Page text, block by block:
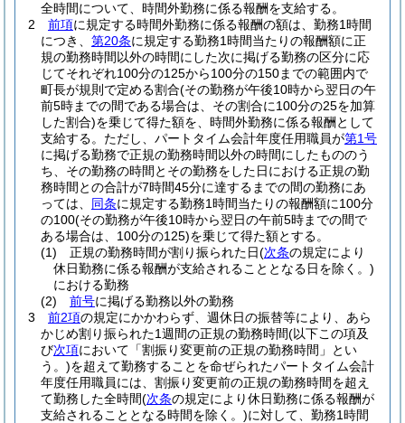
全時間について、時間外勤務に係る報酬を支給する。
2
前項に規定する時間外勤務に係る報酬の額は、勤務1時間
につき、 第20条に規定する勤務1時間当たりの報酬額に正
規の勤務時間以外の時間にした次に掲げる勤務の区分に応
じてそれぞれ100分の125から100分の150までの範囲内で
町長が規則で定める割合(その勤務が午後10時から翌日の午
前5時までの間である場合は、その割合に100分の25を加算
した割合)を乗じて得た額を、時間外勤務に係る報酬として
支給する。 ただし、パートタイム会計年度任用職員が第1号
に掲げる勤務で正規の勤務時間以外の時間にしたもののう
ち、その勤務の時間とその勤務をした日における正規の勤
務時間との合計が7時間45分に達するまでの間の勤務にあ
っては、 同条に規定する勤務1時間当たりの報酬額に100分
の100(その勤務が午後10時から翌日の午前5時までの間で
ある場合は、100分の125)を乗じて得た額とする。
(1)
正規の勤務時間が割り振られた日(次条の規定により
休日勤務に係る報酬が支給されることとなる日を除く。)
における勤務
(2)
前号に掲げる勤務以外の勤務
3
前2項の規定にかかわらず、週休日の振替等により、あら
かじめ割り振られた1週間の正規の勤務時間(以下この項及
び次項において「割振り変更前の正規の勤務時間」とい
う。)を超えて勤務することを命ぜられたパートタイム会計
年度任用職員には、割振り変更前の正規の勤務時間を超え
て勤務した全時間(次条の規定により休日勤務に係る報酬が
支給されることとなる時間を除く。)に対して、勤務1時間